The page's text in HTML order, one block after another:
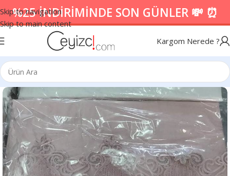
Skip to navigation
Skip to main content
%25 İNDİRİMİNDE SON GÜNLER 💸 ⏰
Kargom Nerede ?